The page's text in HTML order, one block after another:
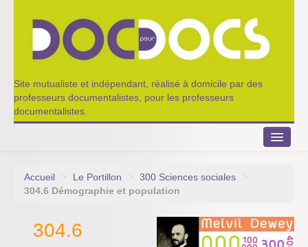
Site mutualiste et indépendant, réalisé à domicile par des
professeurs documentalistes, pour les professeurs
documentalistes.
Le Portillon
Accueil > Le Portillon > 300 Sciences sociales
>
304.6 Démographie et population
304.6